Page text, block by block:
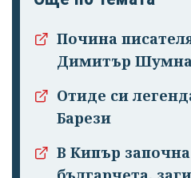
Почина
Димитър
Отиде си
Барези
В Кипър